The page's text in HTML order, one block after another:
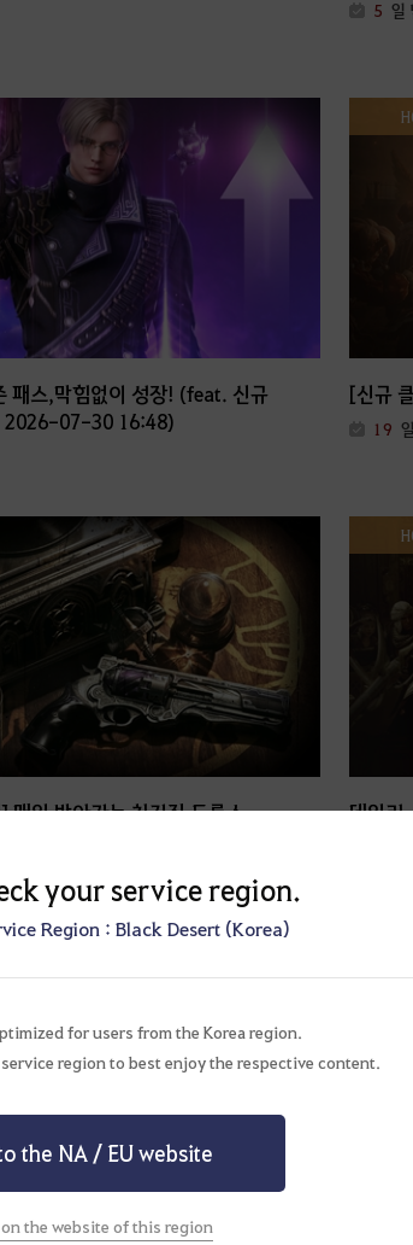
your service region.
Region : Black Desert (Korea)
for users from the Korea region.
service region to best enjoy the respective content.
the NA / EU website
the website of this region
5 일
패스,막힘없이 성장! (feat. 신규
2026-07-30 16:48)
[신규
19
매일 받아가는 치지직 드롭스 데일리
일일 접속 보상 월드